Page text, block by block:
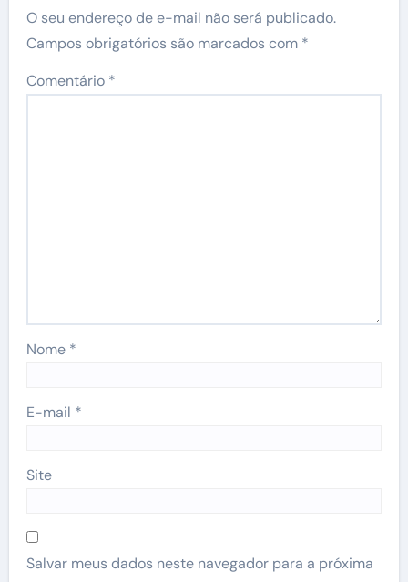
O seu endereço de e-mail não será publicado.
Campos obrigatórios são marcados com *
Comentário *
Nome *
E-mail *
Site
Salvar meus dados neste navegador para a próxima